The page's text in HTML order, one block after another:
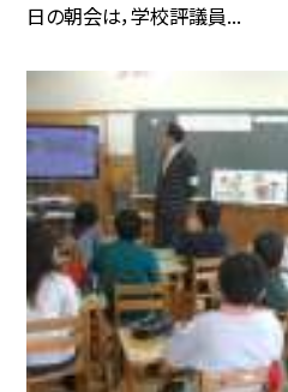
日の朝会は，学校評議員...